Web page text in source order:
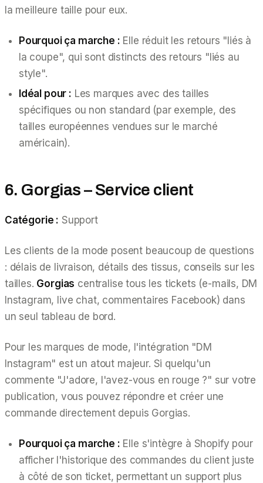
la meilleure taille pour eux.
Pourquoi ça marche : Elle réduit les retours "liés à
la coupe", qui sont distincts des retours "liés au
style".
Idéal pour : Les marques avec des tailles
spécifiques ou non standard (par exemple, des
tailles européennes vendues sur le marché
américain).
6. Gorgias – Service client
Catégorie : Support
Les clients de la mode posent beaucoup de questions
: délais de livraison, détails des tissus, conseils sur les
tailles. Gorgias centralise tous les tickets (e-mails, DM
Instagram, live chat, commentaires Facebook) dans
un seul tableau de bord.
Pour les marques de mode, l'intégration "DM
Instagram" est un atout majeur. Si quelqu'un
commente "J'adore, l'avez-vous en rouge ?" sur votre
publication, vous pouvez répondre et créer une
commande directement depuis Gorgias.
Pourquoi ça marche : Elle s'intègre à Shopify pour
afficher l'historique des commandes du client juste
à côté de son ticket, permettant un support plus